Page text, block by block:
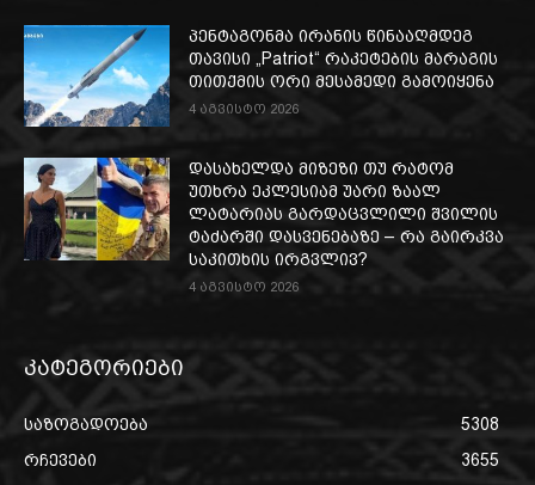
პენტაგონმა ირანის წინააღმდეგ
თავისი „Patriot“ რაკეტების მარაგის
თითქმის ორი მესამედი გამოიყენა
4 აგვისტო 2026
დასახელდა მიზეზი თუ რატომ
უთხრა ეკლესიამ უარი ზაალ
ლატარიას გარდაცვლილი შვილის
ტაძარში დასვენებაზე – რა გაირკვა
საკითხის ირგვლივ?
4 აგვისტო 2026
კატეგორიები
საზოგადოება
5308
რჩევები
3655